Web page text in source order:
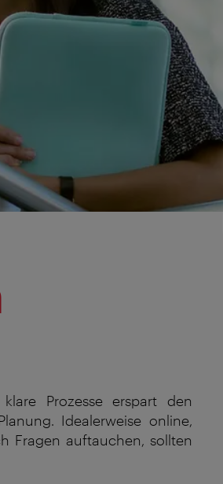
Prozesse erspart den
Idealerweise online,
Fragen auftauchen, sollten